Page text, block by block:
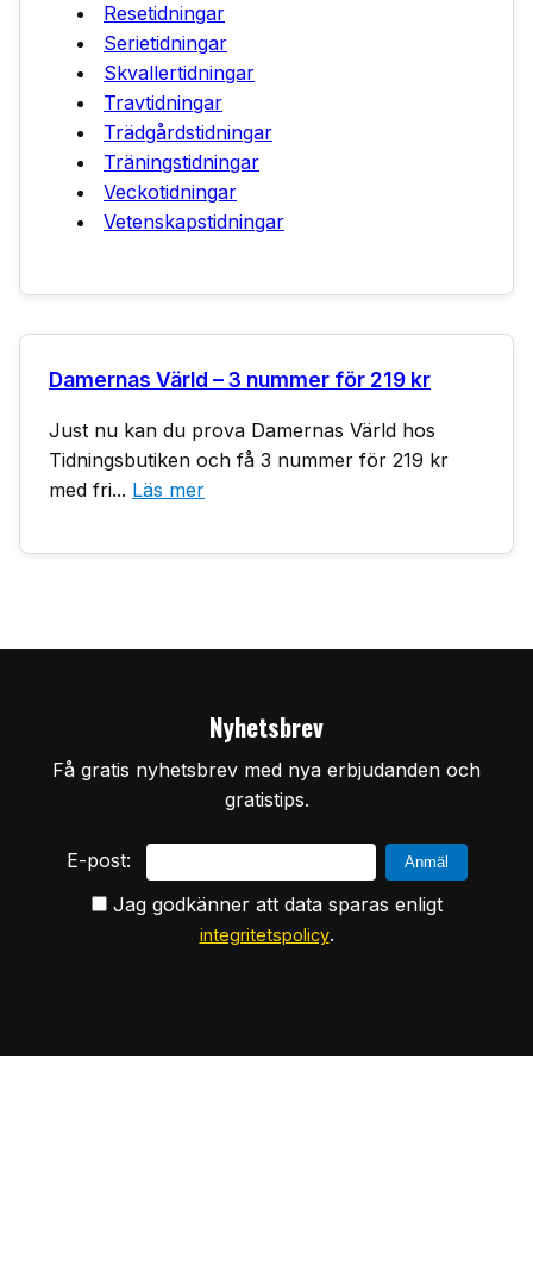
Resetidningar
Serietidningar
Skvallertidningar
Travtidningar
Trädgårdstidningar
Träningstidningar
Veckotidningar
Vetenskapstidningar
Damernas Värld – 3 nummer för 219 kr
Just nu kan du prova Damernas Värld hos
Tidningsbutiken och få 3 nummer för 219 kr
med fri... Läs mer
Nyhetsbrev
Få gratis nyhetsbrev med nya erbjudanden och
gratistips.
E-post:
Jag godkänner att data sparas enligt
integritetspolicy.